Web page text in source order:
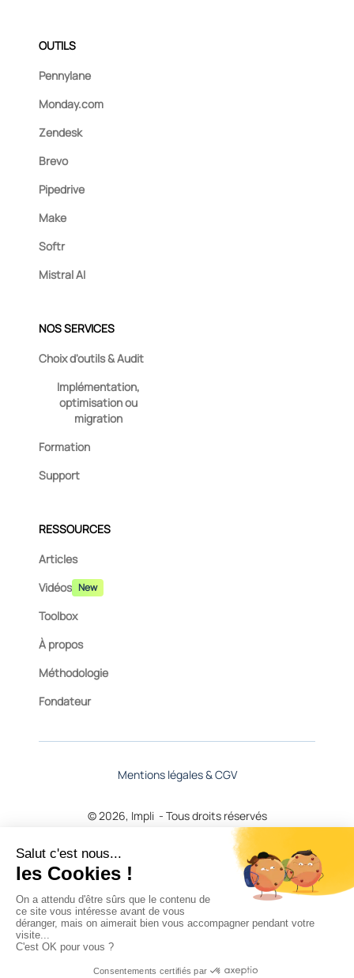
OUTILS
Pennylane
Monday.com
Zendesk
Brevo
Pipedrive
Make
Softr
Mistral AI
NOS SERVICES
Choix d'outils & Audit
Implémentation,
optimisation ou
migration
Formation
Support
RESSOURCES
Articles
Vidéos New
Toolbox
À propos
Méthodologie
Fondateur
© 2026, Impli - Tous droits réservés
Mentions légales & CGV